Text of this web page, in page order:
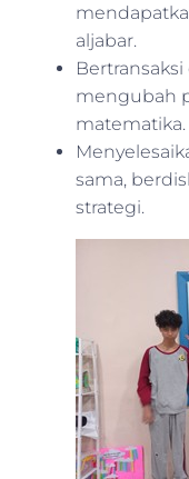
aljabar.
Bertransaksi
mengubah
matematika.
sama,
strategi.